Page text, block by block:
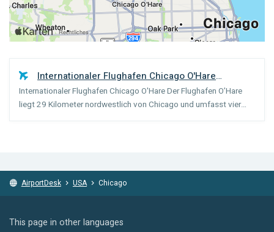
Internationaler Flughafen Chicago O'Hare
(Chicago)
Internationaler Flughafen Chicago O'Hare Der Flughafen O’Hare
liegt 29 Kilometer nordwestlich von Chicago und umfasst vier
AirportDesk USA Chicago
This page in other languages